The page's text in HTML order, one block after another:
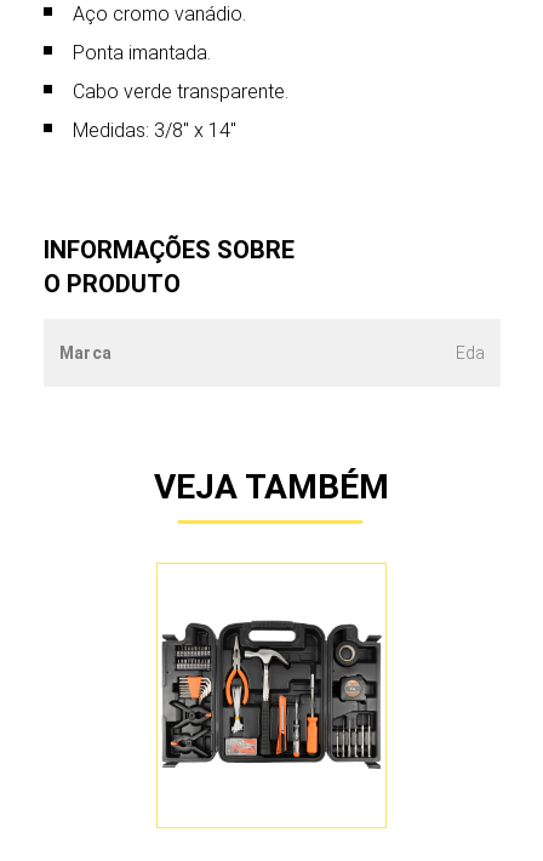
Aço cromo vanádio.
Ponta imantada.
Cabo verde transparente.
Medidas: 3/8″ x 14″
INFORMAÇÕES SOBRE
O PRODUTO
Marca Eda
VEJA TAMBÉM